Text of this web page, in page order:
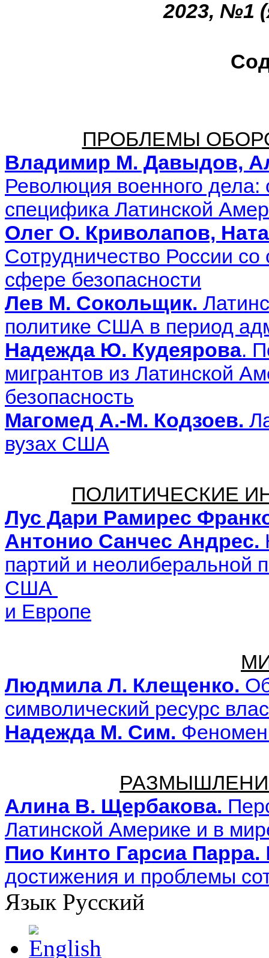
2023, №1
ПРОБЛЕМЫ
Владимир М. Давыдов,
Революция военного дела:
специфика Латинской
Олег О. Криволапов,
Сотрудничество России
сфере безопасности
Лев М. Сокольщик.
политике США в период
Надежда Ю. Кудеярова.
мигрантов из Латинской
безопасность
Магомед А.-М. Кодзоев.
вузах США
ПОЛИТИЧЕСКИЕ
Лус Дари Рамирес
Антонио Санчес Андрес.
партий и неолиберальной
США
и Европе
Людмила Л. Клещенко.
символический ресурс
Надежда М. Сим. Феномен
Алина В. Щербакова.
Латинской Америке и в
Пио Кинто Гарсиа Парра.
достижения и проблемы
Язык Русский